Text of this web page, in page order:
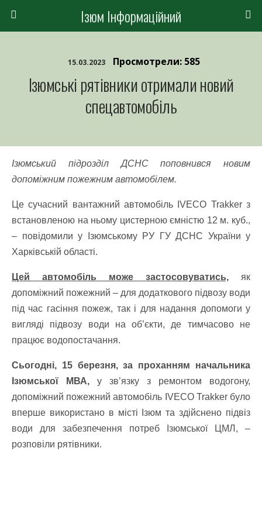
Ізюм Інформаційний
15.03.2023 Просмотрели: 585
Ізюмські рятівники отримали новий
спецавтомобіль
Ізюмський підрозділ ДСНС поповнився новим
допоміжним пожежним автомобілем.
Це сучасний вантажний автомобіль IVECO Trakker з
встановленою на ньому цистерною ємністю 12 м. куб.,
– повідомили у
Ізюмському РУ ГУ ДСНС України у
Харківській області.
Цей автомобіль може застосовуватись, як
допоміжний пожежний – для додаткового підвозу води
під час гасіння пожеж, так і для надання допомоги у
вигляді підвозу води на об’єкти, де тимчасово не
працює водопостачання.
Сьогодні, 15 березня, за проханням начальника
Ізюмської МВА, у зв’язку з ремонтом водогону,
допоміжний пожежний автомобіль IVECO Trakker було
вперше використано в місті Ізюм та здійснено підвіз
води для забезпечення потреб Ізюмської ЦМЛ, –
розповіли рятівники.